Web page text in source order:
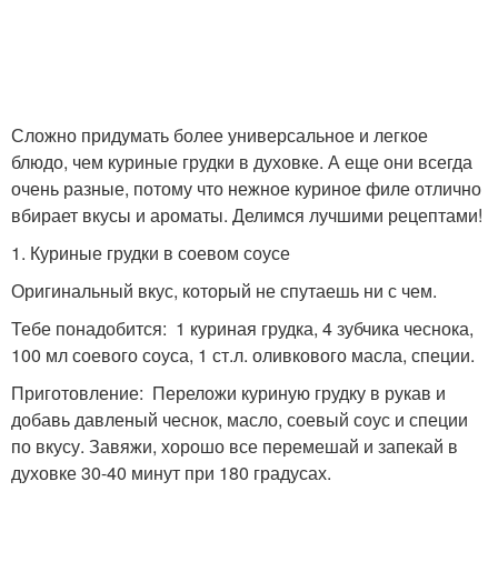
Сложно придумать более универсальное и легкое
блюдо, чем куриные грудки в духовке. А еще они всегда
очень разные, потому что нежное куриное филе отлично
вбирает вкусы и ароматы. Делимся лучшими рецептами!
1. Куриные грудки в соевом соусе
Оригинальный вкус, который не спутаешь ни с чем.
Тебе понадобится: 1 куриная грудка, 4 зубчика чеснока,
100 мл соевого соуса, 1 ст.л. оливкового масла, специи.
Приготовление: Переложи куриную грудку в рукав и
добавь давленый чеснок, масло, соевый соус и специи
по вкусу. Завяжи, хорошо все перемешай и запекай в
духовке 30-40 минут при 180 градусах.